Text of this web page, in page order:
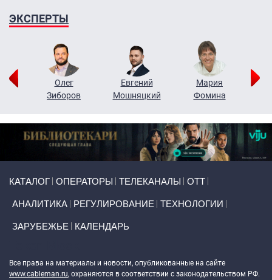
ЭКСПЕРТЫ
Олег
Зиборов
Евгений
Мошняцкий
Мария
Фомина
КАТАЛОГ ОПЕРАТОРЫ ТЕЛЕКАНАЛЫ ОТТ
АНАЛИТИКА РЕГУЛИРОВАНИЕ ТЕХНОЛОГИИ
ЗАРУБЕЖЬЕ КАЛЕНДАРЬ
Все права на материалы и новости, опубликованные на сайте
www.cableman.ru, охраняются в соответствии с законодательством РФ.